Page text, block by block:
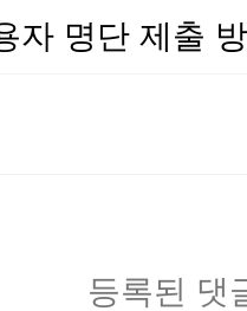
자 명단 제출
등록된 댓